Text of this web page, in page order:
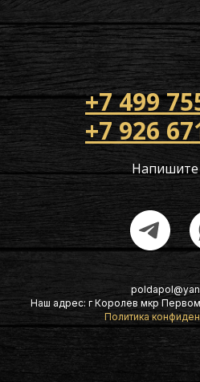
+7 499
+7 926
Напишите
Наш адрес: г Королев мкр
Политика